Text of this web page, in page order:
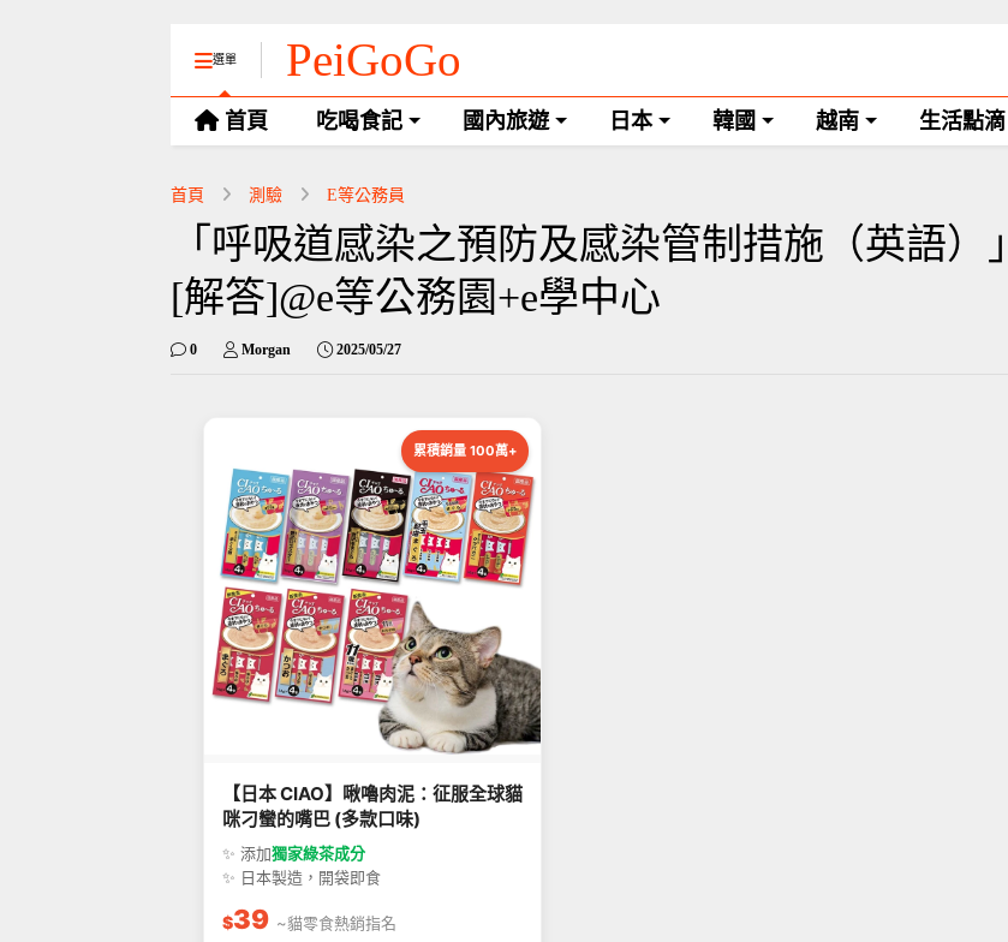
選單 PeiGoGo
首頁 吃喝食記 國內旅遊 日本 韓國 越南 生活點滴
首頁 測驗 E等公務員
「呼吸道感染之預防及感染管制措施（英語）」
[解答]@e等公務園+e學中心
0 Morgan 2025/05/27
累積銷量 100萬+
【日本 CIAO】啾嚕肉泥：征服全球貓
咪刁蠻的嘴巴 (多款口味)
✨ 添加獨家綠茶成分
✨ 日本製造，開袋即食
$39 ~貓零食熱銷指名